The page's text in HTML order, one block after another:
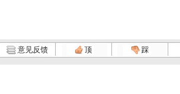
意见反馈 顶 踩